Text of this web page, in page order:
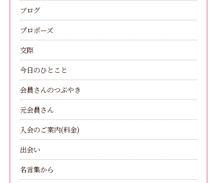
ブログ
プロポーズ
交際
今日のひとこと
会員さんのつぶやき
元会員さん
入会のご案内(料金)
出会い
名言集から